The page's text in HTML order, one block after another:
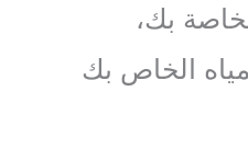
بك،
الخاص بك